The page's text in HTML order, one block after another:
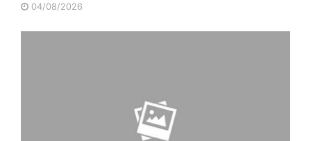
04/08/2026